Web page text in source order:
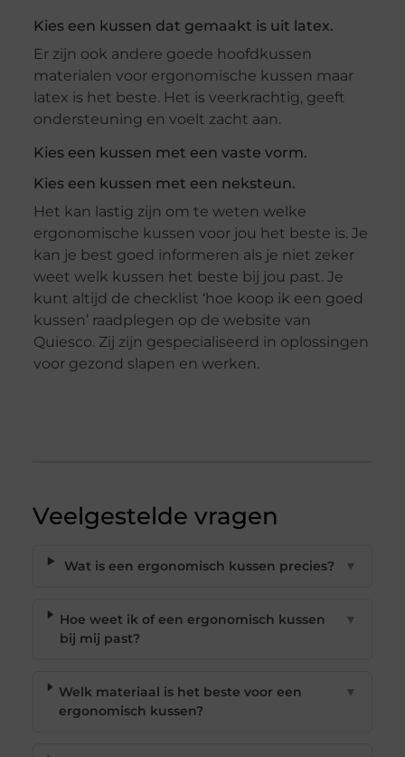
Kies een kussen dat gemaakt is uit latex.
Er zijn ook andere goede hoofdkussen
materialen voor ergonomische kussen maar
latex is het beste. Het is veerkrachtig, geeft
ondersteuning en voelt zacht aan.
Kies een kussen met een vaste vorm.
Kies een kussen met een neksteun.
Het kan lastig zijn om te weten welke
ergonomische kussen voor jou het beste is. Je
kan je best goed informeren als je niet zeker
weet welk kussen het beste bij jou past. Je
kunt altijd de checklist ‘hoe koop ik een goed
kussen’ raadplegen op de website van
Quiesco. Zij zijn gespecialiseerd in oplossingen
voor gezond slapen en werken.
Veelgestelde vragen
Wat is een ergonomisch kussen precies? ▼
Hoe weet ik of een ergonomisch kussen
bij mij past?
▼
Welk materiaal is het beste voor een
ergonomisch kussen?
▼